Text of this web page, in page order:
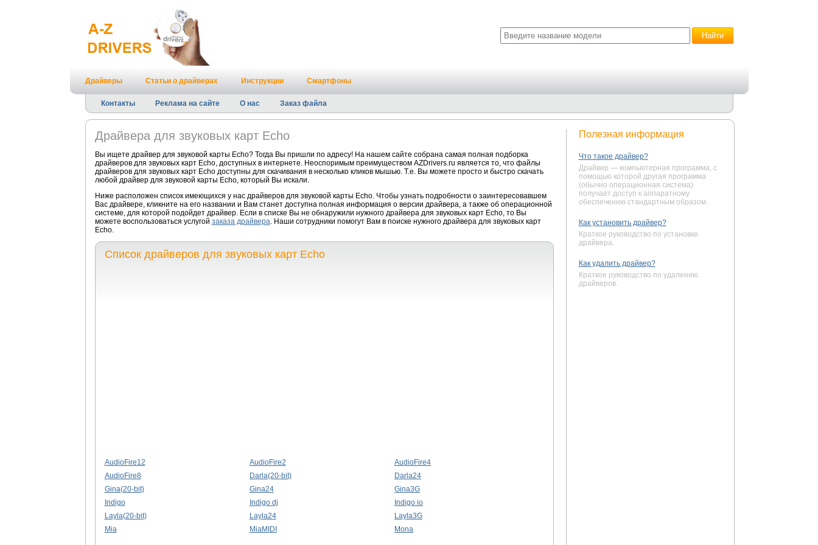
Драйверы Статьи о драйверах Инструкции Смартфоны
Контакты Реклама на сайте О нас Заказ файла
Драйвера для звуковых карт Echo
Вы ищете драйвер для звуковой карты Echo? Тогда Вы пришли по адресу! На нашем сайте собрана самая полная подборка
драйверов для звуковых карт Echo, доступных в интернете. Неоспоримым преимуществом AZDrivers.ru является то, что файлы
драйверов для звуковых карт Echo доступны для скачивания в несколько кликов мышью. Т.е. Вы можете просто и быстро скачать
любой драйвер для звуковой карты Echo, который Вы искали.
Ниже расположен список имеющихся у нас драйверов для звуковой карты Echo. Чтобы узнать подробности о заинтересовавшем
Вас драйвере, кликните на его названии и Вам станет доступна полная информация о версии драйвера, а также об операционной
системе, для которой подойдет драйвер. Если в списке Вы не обнаружили нужного драйвера для звуковых карт Echo, то Вы
можете воспользоваться услугой заказа драйвера. Наши сотрудники помогут Вам в поиске нужного драйвера для звуковых карт
Echo.
Список драйверов для звуковых карт Echo
AudioFire12 AudioFire2
AudioFire4
AudioFire8
Darla(20-bit)
Darla24
Gina(20-bit)
Gina24
Gina3G
Indigo
Indigo dj
Indigo io
Layla(20-bit)
Layla24
Layla3G
Mia
MiaMIDI Mona
Полезная информация
Что такое драйвер?
Драйвер — компьютерная программа, с
помощью которой другая программа
(обычно операционная система)
получает доступ к аппаратному
обеспечению стандартным образом.
Как установить драйвер?
Краткое руководство по установке
драйвера.
Как удалить драйвер?
Краткое руководство по удалению
драйверов.